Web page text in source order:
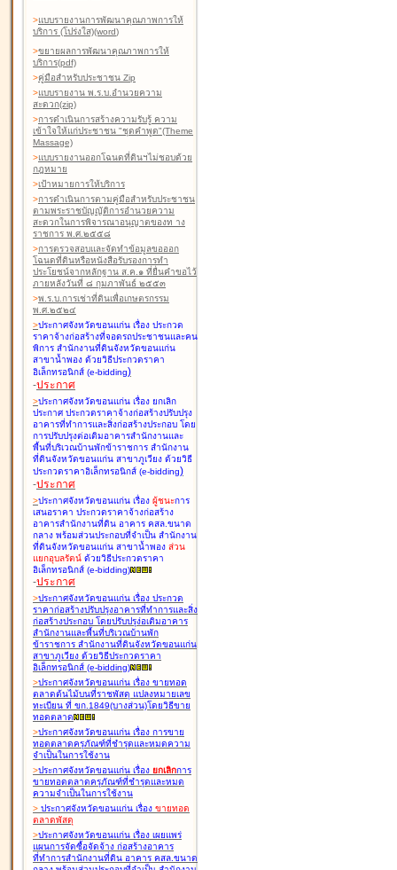
>แบบรายงานการพัฒนาคุณภาพการให้
บริการ (โปร่งใส)(word)
>ขยายผลการพัฒนาคุณภาพการให้
บริการ(pdf)
>คู่มือสำหรับประชาชน Zip
>แบบรายงาน พ.ร.บ.อำนวยความ
สะดวก(zip)
>การดำเนินการสร้างความรับรู้ ความ
เข้าใจให้แก่ประชาชน "ชุดคำพูด"(Theme
Massage)
>แบบรายงานออกโฉนดที่ดินฯไม่ชอบด้วย
กฎหมาย
>เป้าหมายการให้บริการ
>การดำเนินการตามคู่มือสำหรับประชาชน
ตามพระราชบัญญัติการอำนวยความ
สะดวกในการพิจารณาอนุญาตของท าง
ราชการ พ.ศ.๒๕๕๘
>การตรวจสอบและจัดทำข้อมูลขอออก
โฉนดที่ดินหรือหนังสือรับรองการทำ
ประโยชน์จากหลักฐาน ส.ค.๑ ที่ยื่นคำขอไว้
ภายหลังวันที่ ๘ กุมภาพันธ์ ๒๕๕๓
>พ.ร.บ.การเช่าที่ดินเพื่อเกษตรกรรม
พ.ศ.๒๕๒๔
>ประกาศจังหวัดขอนแก่น เรื่อง ประกวด
ราคาจ้างก่อสร้างที่จอดรถประชาชนและคน
พิการ สำนักงานที่ดินจังหวัดขอนแก่น
สาขาน้ำพอง ด้วยวิธีประกวดราคา
อิเล็กทรอนิกส์ (e-bidding)
-ประกาศ
>ประกาศจังหวัดขอนแก่น เรื่อง ยกเลิก
ประกาศ ประกวดราคาจ้างก่อสร้างปรับปรุง
อาคารที่ทำการและสิ่งก่อสร้างประกอบ โดย
การปรับปรุงต่อเติมอาคารสำนักงานและ
พื้นที่บริเวณบ้านพักข้าราชการ สำนักงาน
ที่ดินจังหวัดขอนแก่น สาขาภูเวียง ด้วยวิธี
ประกวดราคาอิเล็กทรอนิกส์ (e-bidding)
-ประกาศ
>ประกาศจังหวัดขอนแก่น เรื่อง ผู้ชนะการ
เสนอราคา ประกวดราคาจ้างก่อสร้าง
อาคารสำนักงานที่ดิน อาคาร คสล.ขนาด
กลาง พร้อมส่วนประกอบที่จำเป็น สำนักงาน
ที่ดินจังหวัดขอนแก่น สาขาน้ำพอง ส่วน
แยกอุบลรัตน์ ด้วยวิธีประกวดราคา
อิเล็กทรอนิกส์ (e-bidding)
-ประกาศ
>ประกาศจังหวัดขอนแก่น เรื่อง ประกวด
ราคาก่อสร้างปรับปรุงอาคารที่ทำการและสิ่ง
ก่อสร้างประกอบ โดยปรับปรุง่อเติมอาคาร
สำนักงานและพื้นที่บริเวณบ้านพัก
ข้าราชการ สำนักงานที่ดินจังหวัดขอนแก่น
สาขาภูเวียง ด้วยวิธีประกวดราคา
อิเล็กทรอนิกส์ (e-bidding)
>ประกาศจังหวัดขอนแก่น เรื่อง ขายทอด
ตลาดต้นไม้บนที่ราชพัสดุ แปลงหมายเลข
ทะเบียน ที่ ขก.1849(บางส่วน)โดยวิธีขาย
ทอดตลาด
>ประกาศจังหวัดขอนแก่น เรื่อง การขาย
ทอดตลาดครุภัณฑ์ที่ชำรุดและหมดความ
จำเป็นในการใช้งาน
>ประกาศจังหวัดขอนแก่น เรื่อง ยกเลิกการ
ขายทอดตลาดครุภัณฑ์ที่ชำรุดและหมด
ความจำเป็นในการใช้งาน
> ประกาศจังหวัดขอนแก่น เรื่อง ขายทอด
ตลาดพัสดุ
>ประกาศจังหวัดขอนแก่น เรื่อง เผยแพร่
แผนการจัดซื้อจัดจ้าง ก่อสร้างอาคาร
ที่ทำการสำนักงานที่ดิน อาคาร คสล.ขนาด